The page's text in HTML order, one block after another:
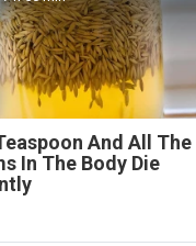
And All The
In The Body Die